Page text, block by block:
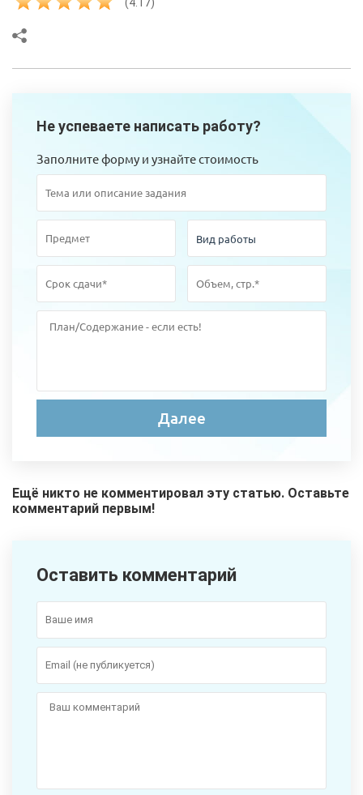
Не успеваете написать работу?
Заполните форму и узнайте стоимость
Ещё никто не комментировал эту статью. Оставьте
комментарий первым!
Оставить комментарий